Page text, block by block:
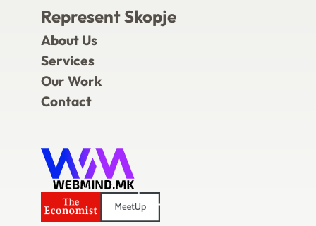
Represent Skopje
About Us
Services
Our Work
Contact